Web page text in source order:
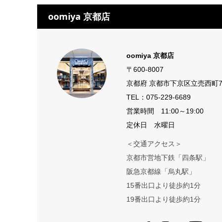
oomiya 京都店
oomiya 京都店
〒600-8007
京都府 京都市下京区立売西町
TEL： 075-229-6689
営業時間 11:00～19:00
定休日 水曜日
＜交通アクセス＞
京都市営地下鉄「四条駅」
阪急京都線「烏丸駅」
15番出口より徒歩約1分
19番出口より徒歩約1分